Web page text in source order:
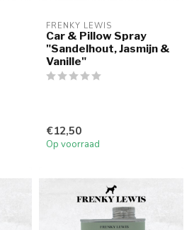
FRENKY LEWIS
Car & Pillow Spray
"Sandelhout, Jasmijn &
Vanille"
€12,50
Op voorraad